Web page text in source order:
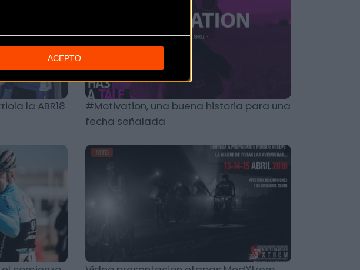
ACEPTO
la ABR18
#Motivation, una buena historia para una
fecha señalada
MTB